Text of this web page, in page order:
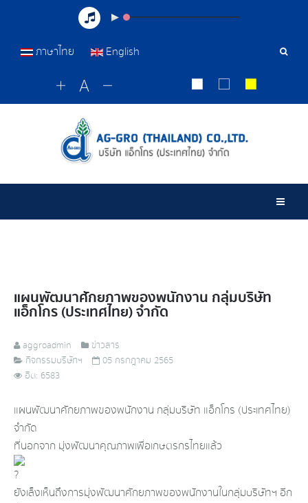
เครื่อ
ภาษาไทย English
แผนพัฒนาศักยภาพของพนักงาน กลุ่มบริษัท
แอ็กโกร (ประเทศไทย) จำกัด
aggroadmin
ข่าวสาร
กิจกรรมบริษัทฯ
05 กรกฎาคม 2565
ฮิต: 6583
แผนพัฒนาศักยภาพของพนักงาน กลุ่มบริษัท แอ็กโกร (ประเทศไทย)
จำกัด
ที่นอกจาก มุ่งพัฒนาคุณภาพเพื่อเกษตรกรไทยแล้ว
ยังเล็งเห็นถึงการมุ่งพัฒนาศักยภาพของพนักงานในกลุ่มบริษัทฯ อีก